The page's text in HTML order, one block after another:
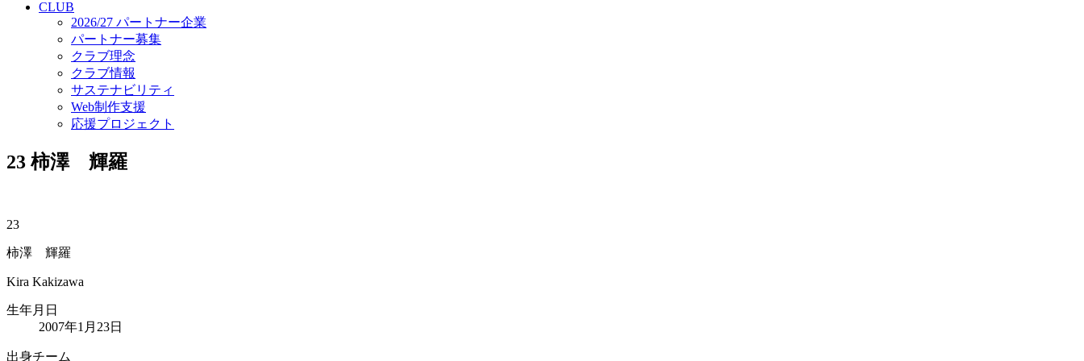
CLUB
2026/27 パートナー企業
パートナー募集
クラブ理念
クラブ情報
サステナビリティ
Web制作支援
応援プロジェクト
23 柿澤 輝羅
23
柿澤 輝羅
Kira Kakizawa
生年月日
2007年1月23日
出身チーム